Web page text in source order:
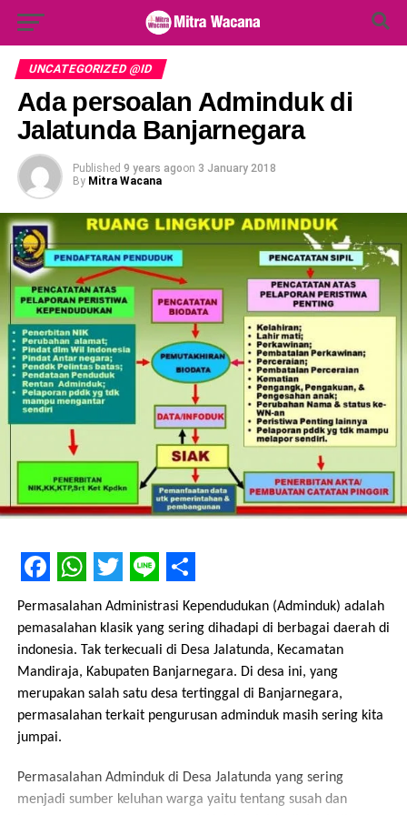
for:
UNCATEGORIZED @ID
Ada persoalan Adminduk di
Jalatunda Banjarnegara
Published 9 years agoon 3 January 2018
By Mitra Wacana
Facebook
WhatsApp
Twitter
LineShare
Permasalahan Administrasi Kependudukan (Adminduk) adalah
pemasalahan klasik yang sering dihadapi di berbagai daerah di
indonesia. Tak terkecuali di Desa Jalatunda, Kecamatan
Mandiraja, Kabupaten Banjarnegara. Di desa ini, yang
merupakan salah satu desa tertinggal di Banjarnegara,
permasalahan terkait pengurusan adminduk masih sering kita
jumpai.
Permasalahan Adminduk di Desa Jalatunda yang sering
menjadi sumber keluhan warga yaitu tentang susah dan